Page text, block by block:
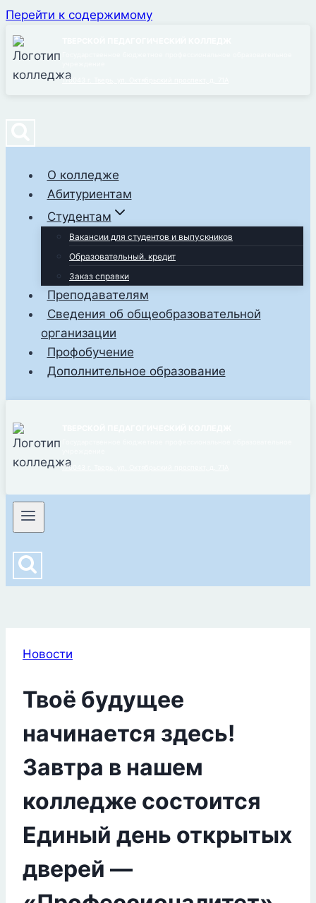
Перейти к содержимому
170043 г. Тверь, ул. Октябрьский проспект, д. 71А
О колледже
Абитуриентам
Студентам
Вакансии для студентов и выпускников
Образовательный. кредит
Заказ справки
Преподавателям
Сведения об общеобразовательной
организации
Профобучение
Дополнительное образование
170043 г. Тверь, ул. Октябрьский проспект, д. 71А
Новости
Твоё будущее
начинается здесь!
Завтра в нашем
колледже состоится
Единый день открытых
дверей —